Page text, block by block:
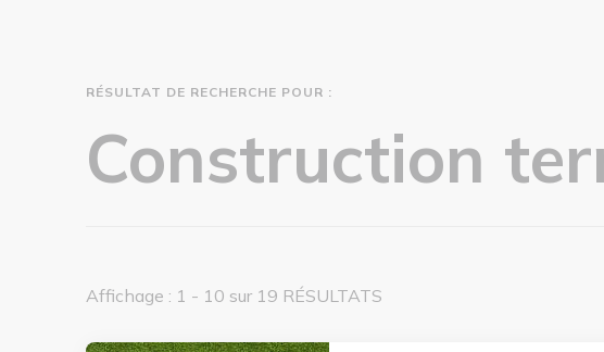
RÉSULTAT DE RECHERCHE POUR :
Vous recherchiez quelque chose ?
Affichage : 1 - 10 sur 19 RÉSULTATS